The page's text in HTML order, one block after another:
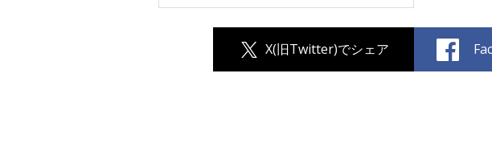
X(旧Twitter)でシェア